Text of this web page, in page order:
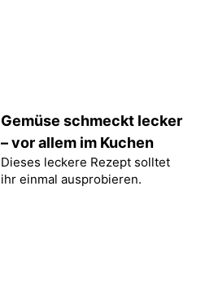
Gemüse schmeckt lecker
– vor allem im Kuchen
Dieses leckere Rezept solltet
ihr einmal ausprobieren.